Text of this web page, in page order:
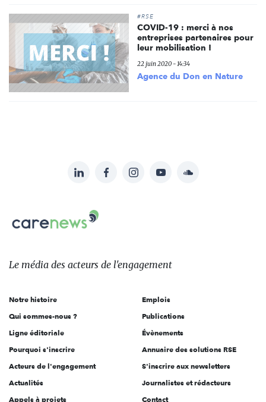
#RSE
COVID-19 : merci à nos
entreprises partenaires pour
leur mobilisation !
22 juin 2020 - 14:34
Agence du Don en Nature
sur:
LinkedInFacebookInstagramYouTubeSoundcloud
Carenews,
Le
des
l'engagement
Le média des acteurs de l'engagement
Notre histoire
Qui sommes-nous ?
Ligne éditoriale
Pourquoi s'inscrire
Acteurs de l'engagement
Actualités
Appels à projets
Emplois
Publications
Évènements
Annuaire des solutions RSE
S'inscrire aux newsletters
Journalistes et rédacteurs
Contact